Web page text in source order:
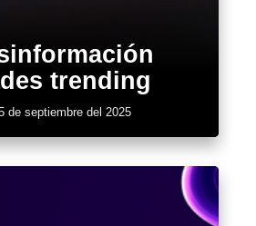
trending
de septiembre del 2025